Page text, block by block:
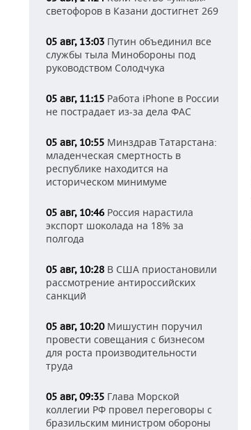
светофоров в Казани достигнет 269
05 авг, 13:03 Путин объединил все
службы тыла Минобороны под
руководством Солодчука
05 авг, 11:15 Работа iPhone в России
не пострадает из-за дела ФАС
05 авг, 10:55 Минздрав Татарстана:
младенческая смертность в
республике находится на
историческом минимуме
05 авг, 10:46 Россия нарастила
экспорт шоколада на 18% за
полгода
05 авг, 10:28 В США приостановили
рассмотрение антироссийских
санкций
05 авг, 10:20Мишустин поручил
провести совещания с бизнесом
для роста производительности
труда
05 авг, 09:35 Глава Морской
коллегии РФ провел переговоры с
бразильским министром обороны